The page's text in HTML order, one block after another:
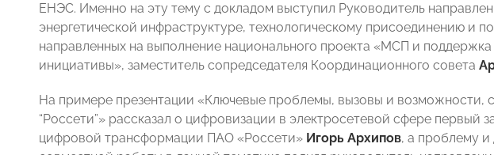
ЕНЭС. Именно на эту тему с докладом выступил Руководитель
энергетической инфраструктуре, технологическому присоединению и
направленных на выполнение национального проекта «МСП и
инициативы», заместитель сопредседателя Координационного совета
На примере презентации «Ключевые проблемы, вызовы и возможности,
“Россети”» рассказал о цифровизации в электросетевой сфере первый
цифровой трансформации ПАО «Россети» Игорь Архипов, а проблему и